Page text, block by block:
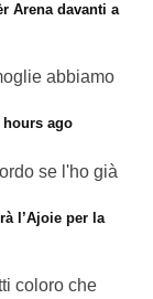
Arena davanti a
abbiamo
hours ago
se l'ho già
l’Ajoie per la
coloro che